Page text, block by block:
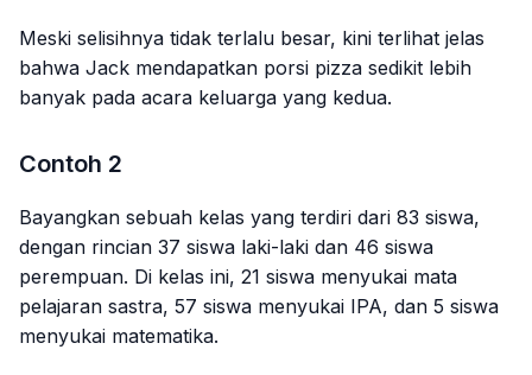
Meski selisihnya tidak terlalu besar, kini terlihat jelas
bahwa Jack mendapatkan porsi pizza sedikit lebih
banyak pada acara keluarga yang kedua.
Contoh 2
Bayangkan sebuah kelas yang terdiri dari 83 siswa,
dengan rincian 37 siswa laki-laki dan 46 siswa
perempuan. Di kelas ini, 21 siswa menyukai mata
pelajaran sastra, 57 siswa menyukai IPA, dan 5 siswa
menyukai matematika.